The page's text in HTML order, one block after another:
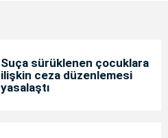
Suça sürüklenen çocuklara
ilişkin ceza düzenlemesi
yasalaştı